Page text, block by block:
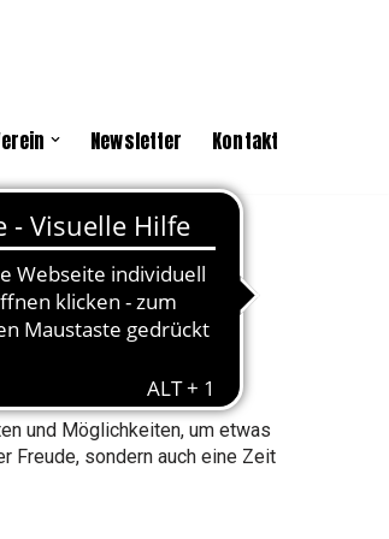
Newsletter Kontakt
und Möglichkeiten, um etwas
Freude, sondern auch eine Zeit